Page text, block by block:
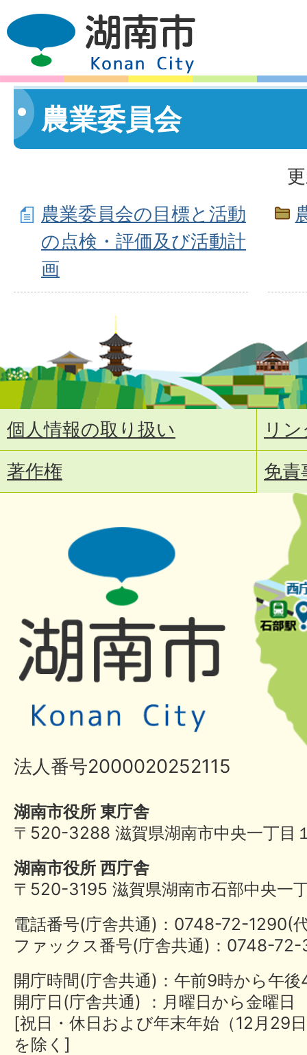
農業委員会
農業委員会の目標と活動
の点検・評価及び活動計
画
個人情報の取り扱い
リ
著作権
免責
法人番号2000020252115
湖南市役所 東庁舎
〒520-3288 滋賀県湖南市中央一丁目
湖南市役所 西庁舎
〒520-3195 滋賀県湖南市石部中央一
電話番号(庁舎共通)：0748-72-
ファックス番号(庁舎共通)：0748-
開庁時間(庁舎共通)：午前9時から午
開庁日(庁舎共通) ：月曜日から金曜日
[祝日・休日および年末年始（12月29
を除く]